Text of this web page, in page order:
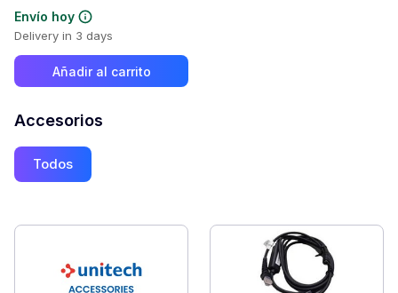
Envío hoy
Delivery in 3 days
Añadir al carrito
Accesorios
Todos